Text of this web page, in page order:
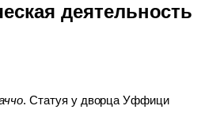
деятельность
. Статуя у дворца Уффици